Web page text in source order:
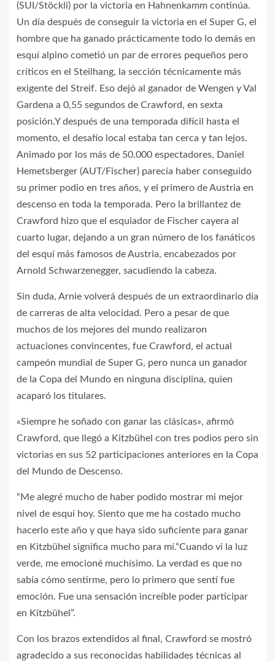
(SUI/Stöckli) por la victoria en Hahnenkamm continúa.
Un día después de conseguir la victoria en el Super G, el
hombre que ha ganado prácticamente todo lo demás en
esquí alpino cometió un par de errores pequeños pero
críticos en el Steilhang, la sección técnicamente más
exigente del Streif. Eso dejó al ganador de Wengen y Val
Gardena a 0,55 segundos de Crawford, en sexta
posición.Y después de una temporada difícil hasta el
momento, el desafío local estaba tan cerca y tan lejos.
Animado por los más de 50.000 espectadores, Daniel
Hemetsberger (AUT/Fischer) parecía haber conseguido
su primer podio en tres años, y el primero de Austria en
descenso en toda la temporada. Pero la brillantez de
Crawford hizo que el esquiador de Fischer cayera al
cuarto lugar, dejando a un gran número de los fanáticos
del esquí más famosos de Austria, encabezados por
Arnold Schwarzenegger, sacudiendo la cabeza.
Sin duda, Arnie volverá después de un extraordinario día
de carreras de alta velocidad. Pero a pesar de que
muchos de los mejores del mundo realizaron
actuaciones convincentes, fue Crawford, el actual
campeón mundial de Super G, pero nunca un ganador
de la Copa del Mundo en ninguna disciplina, quien
acaparó los titulares.
«Siempre he soñado con ganar las clásicas», afirmó
Crawford, que llegó a Kitzbühel con tres podios pero sin
victorias en sus 52 participaciones anteriores en la Copa
del Mundo de Descenso.
“Me alegré mucho de haber podido mostrar mi mejor
nivel de esquí hoy. Siento que me ha costado mucho
hacerlo este año y que haya sido suficiente para ganar
en Kitzbühel significa mucho para mí.“Cuando vi la luz
verde, me emocioné muchísimo. La verdad es que no
sabía cómo sentirme, pero lo primero que sentí fue
emoción. Fue una sensación increíble poder participar
en Kitzbühel”.
Con los brazos extendidos al final, Crawford se mostró
agradecido a sus reconocidas habilidades técnicas al